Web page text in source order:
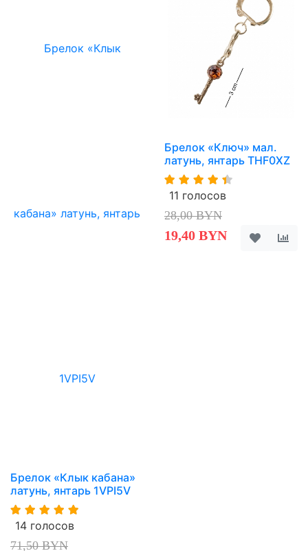
Брелок «Клык кабана»
латунь, янтарь 1VPI5V
14 голосов
71,50 BYN
Брелок «Ключ» мал.
латунь, янтарь THF0XZ
11 голосов
28,00 BYN
19,40 BYN